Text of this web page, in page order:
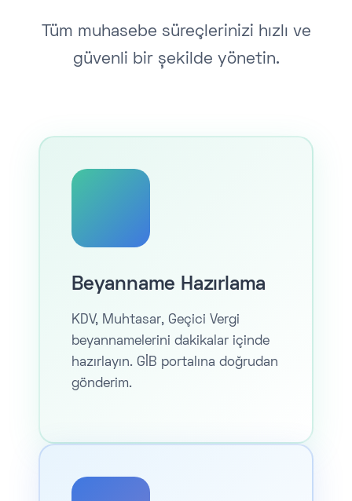
Tüm muhasebe süreçlerinizi hızlı ve
güvenli bir şekilde yönetin.
Beyanname Hazırlama
KDV, Muhtasar, Geçici Vergi
beyannamelerini dakikalar içinde
hazırlayın. GİB portalına doğrudan
gönderim.